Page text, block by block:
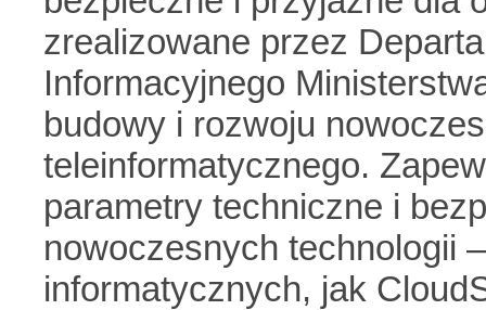
zrealizowane przez
Informacyjnego
budowy i rozwoju
teleinformatycznego.
parametry techniczne i
nowoczesnych technologii
informatycznych, jak